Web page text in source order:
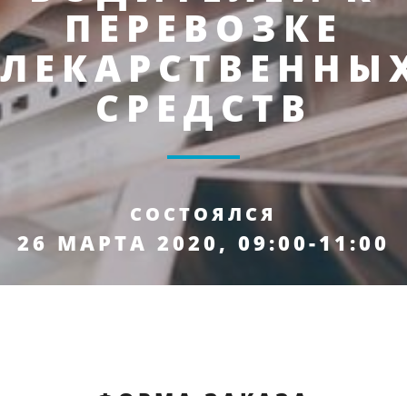
ПЕРЕВОЗКЕ
СРЕДСТВ
СОСТОЯЛСЯ
26 МАРТА 2020, 09:00-11:00